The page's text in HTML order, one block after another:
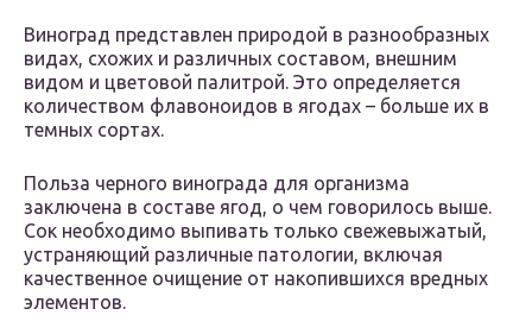
Виноград представлен природой в разнообразных
видах, схожих и различных составом, внешним
видом и цветовой палитрой. Это определяется
количеством флавоноидов в ягодах – больше их в
темных сортах.
Польза черного винограда для организма
заключена в составе ягод, о чем говорилось выше.
Сок необходимо выпивать только свежевыжатый,
устраняющий различные патологии, включая
качественное очищение от накопившихся вредных
элементов.